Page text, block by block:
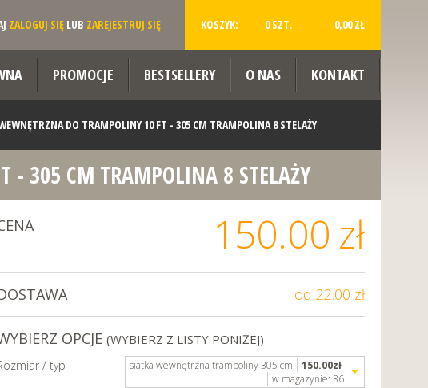
ZALOGUJ SIĘLUB ZAREJESTRUJ SIĘ KOSZYK: 0 SZT. 0,00 ZŁ
PROMOCJE BESTSELLERY O NAS KONTAKT
DO TRAMPOLINY 10 FT - 305 CM TRAMPOLINA 8 STELAŻY
- 305 CM TRAMPOLINA 8 STELAŻY
150.00 zł
od 22.00 zł
OPCJE (WYBIERZ Z LISTY PONIŻEJ)
/ typ siatka wewnętrzna trampoliny 305 cm 150.00zł
w magazynie: 36